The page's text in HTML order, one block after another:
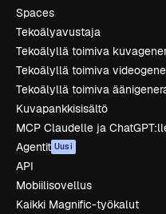
Spaces
Tekoälyavustaja
Tekoälyllä toimiva
Tekoälyllä toimiva
Tekoälyllä toimiva
Kuvapankkisisältö
MCP Claudelle ja
Agentit Uusi
API
Mobiilisovellus
Kaikki Magnific-työkalut